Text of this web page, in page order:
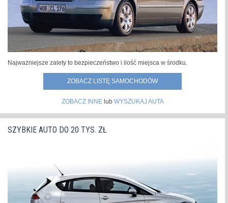
Najważniejsze zalety to bezpieczeństwo i ilość miejsca w środku.
ZOBACZ LISTĘ SAMOCHODÓW
ZOBACZ INNElub WYSZUKAJ AUTA
SZYBKIE AUTO DO 20 TYS. ZŁ